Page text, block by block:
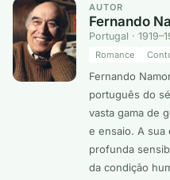
AUTOR
Fernando
Portugal ·
Romance
Fernando
português do
vasta gama de
e ensaio. A sua
profunda
da condição